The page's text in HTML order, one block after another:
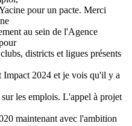
pour un pacte. Merci
au sein de l'Agence
districts et ligues présents
Impact 2024 et je vois qu'il y a
les emplois. L'appel à projet
maintenant avec l'ambition